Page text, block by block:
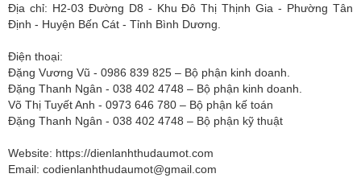
Địa chỉ: H2-03 Đường D8 - Khu Đô Thị Thịnh Gia - Phường Tân
Định - Huyện Bến Cát - Tỉnh Bình Dương.
Điện thoại:
Đặng Vương Vũ - 0986 839 825 – Bộ phận kinh doanh.
Đặng Thanh Ngân - 038 402 4748 – Bộ phận kinh doanh.
Võ Thị Tuyết Anh - 0973 646 780 – Bộ phận kế toán
Đặng Thanh Ngân - 038 402 4748 – Bộ phận kỹ thuật
Website: https://dienlanhthudaumot.com
Email: codienlanhthudaumot@gmail.com